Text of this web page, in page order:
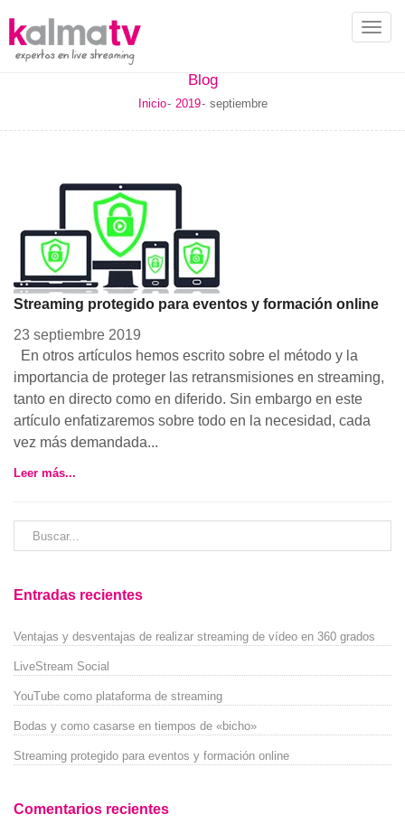
Blog
Inicio 2019 septiembre
Streaming protegido para eventos y formación online
23 septiembre 2019
En otros artículos hemos escrito sobre el método y la
importancia de proteger las retransmisiones en streaming,
tanto en directo como en diferido. Sin embargo en este
artículo enfatizaremos sobre todo en la necesidad, cada
vez más demandada...
Leer más...
Entradas recientes
Ventajas y desventajas de realizar streaming de vídeo en 360 grados
LiveStream Social
YouTube como plataforma de streaming
Bodas y como casarse en tiempos de «bicho»
Streaming protegido para eventos y formación online
Comentarios recientes